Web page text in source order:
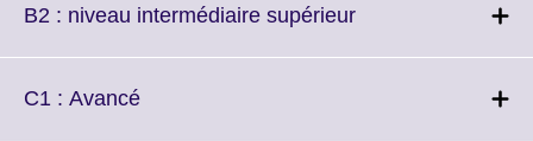
More
B2 : niveau intermédiaire supérieurClick
C1 : AvancéClick